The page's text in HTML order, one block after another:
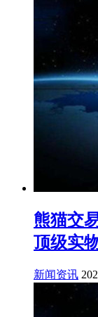
熊猫交
顶级实
新闻资讯